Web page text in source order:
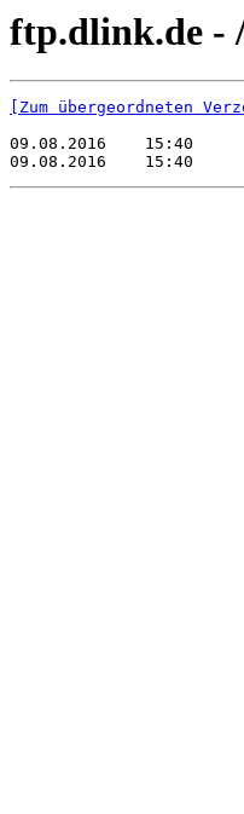
ftp.dlink.de -
[Zum übergeordneten
09.08.2016    15:40
09.08.2016    15:40